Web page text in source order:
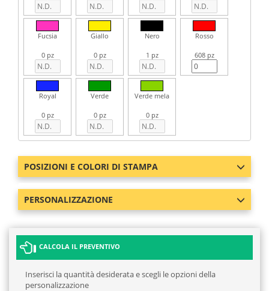
Fucsia
0 pz
Giallo
0 pz
Nero
1 pz
Rosso
608 pz
Royal
0 pz
Verde
0 pz
Verde mela
0 pz
POSIZIONI E COLORI DI STAMPA
PERSONALIZZAZIONE
CALCOLA IL PREVENTIVO
Inserisci la quantità desiderata e scegli le opzioni della
personalizzazione